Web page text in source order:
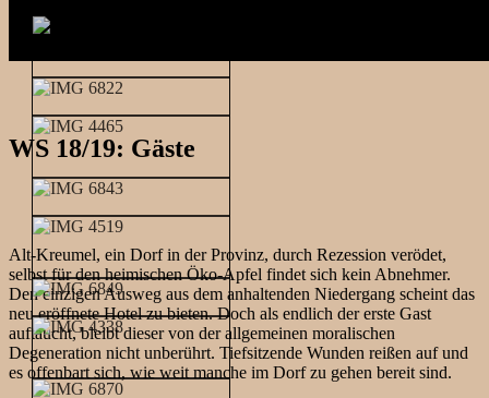
WS 18/19: Gäste
Alt-Kreumel, ein Dorf in der Provinz, durch Rezession verödet,
selbst für den heimischen Öko-Apfel findet sich kein Abnehmer.
Den einzigen Ausweg aus dem anhaltenden Niedergang scheint das
neu eröffnete Hotel zu bieten. Doch als endlich der erste Gast
auftaucht, bleibt dieser von der allgemeinen moralischen
Degeneration nicht unberührt. Tiefsitzende Wunden reißen auf und
es offenbart sich, wie weit manche im Dorf zu gehen bereit sind.